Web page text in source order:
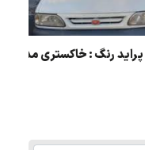
مزایده پراید رنگ :